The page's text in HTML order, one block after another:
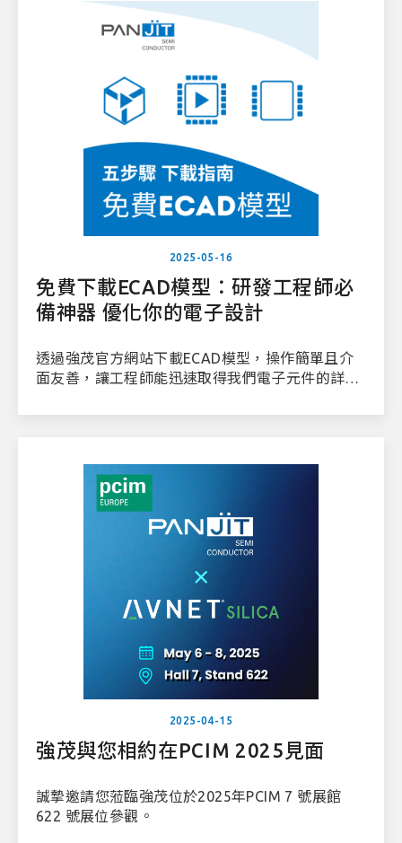
2025-05-16
免費下載ECAD模型：研發工程師必
備神器 優化你的電子設計
透過強茂官方網站下載ECAD模型，操作簡單且介
面友善，讓工程師能迅速取得我們電子元件的詳細
的ECAD模型檔案。
2025-04-15
強茂與您相約在PCIM 2025見面
誠摯邀請您蒞臨強茂位於2025年PCIM 7 號展館
622 號展位參觀。